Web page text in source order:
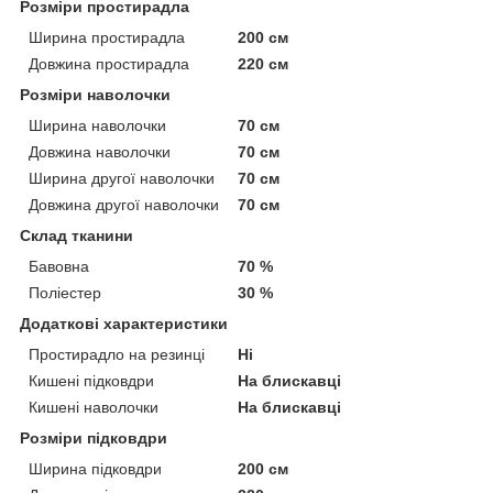
Розміри простирадла
Ширина простирадла
200 см
Довжина простирадла
220 см
Розміри наволочки
Ширина наволочки
70 см
Довжина наволочки
70 см
Ширина другої наволочки
70 см
Довжина другої наволочки
70 см
Склад тканини
Бавовна
70 %
Поліестер
30 %
Додаткові характеристики
Простирадло на резинці
Ні
Кишені підковдри
На блискавці
Кишені наволочки
На блискавці
Розміри підковдри
Ширина підковдри
200 см